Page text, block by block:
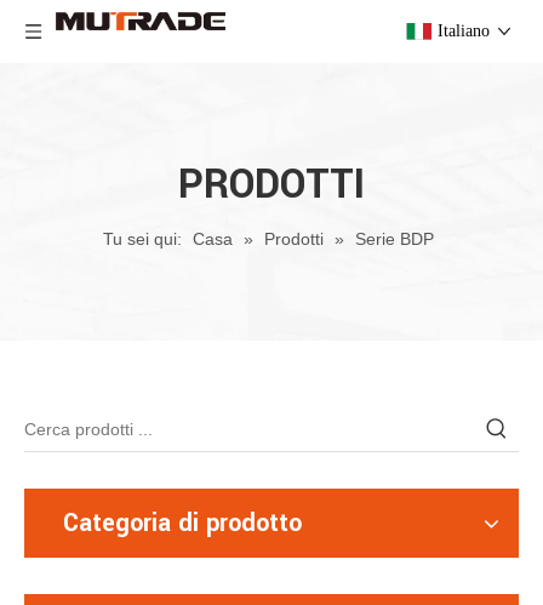
Italiano
PRODOTTI
Tu sei qui: Casa » Prodotti » Serie BDP
Categoria di prodotto